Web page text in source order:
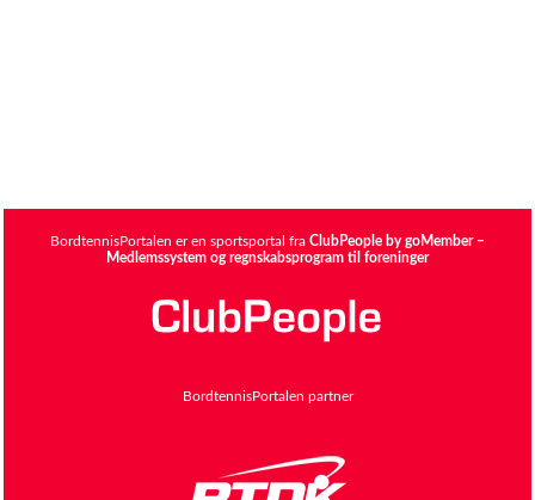
BordtennisPortalen er en sportsportal fra ClubPeople by goMember –
Medlemssystem og regnskabsprogram til foreninger
BordtennisPortalen partner